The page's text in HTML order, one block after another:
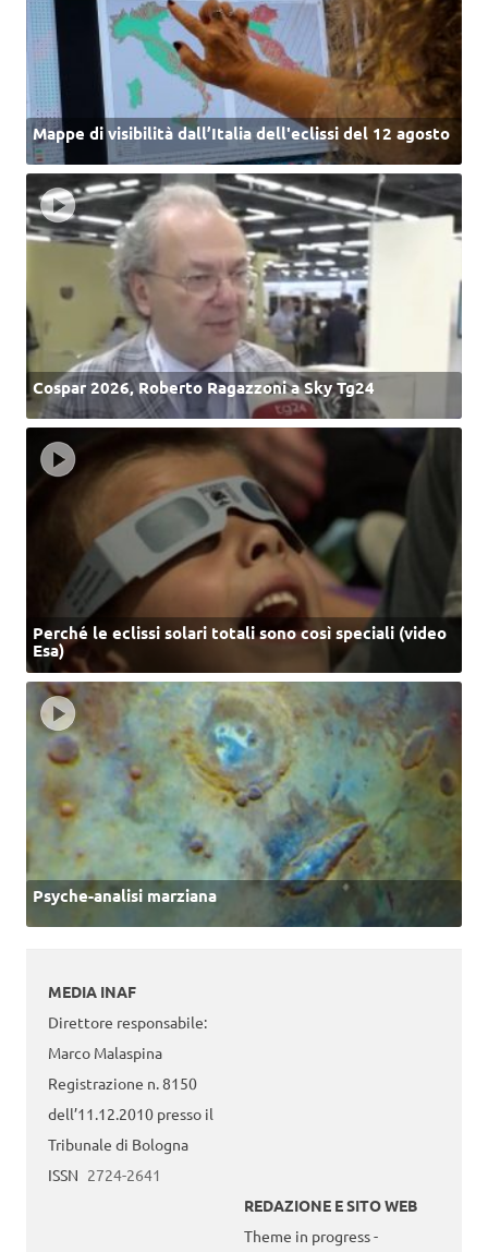
Mappe di visibilità dall’Italia dell'eclissi del 12 agosto
Cospar 2026, Roberto Ragazzoni a Sky Tg24
Perché le eclissi solari totali sono così speciali (video
Esa)
Psyche-analisi marziana
MEDIA INAF
Direttore responsabile:
Marco Malaspina
Registrazione n. 8150
dell’11.12.2010 presso il
Tribunale di Bologna
ISSN 2724-2641
REDAZIONE E SITO WEB
Theme in progress -